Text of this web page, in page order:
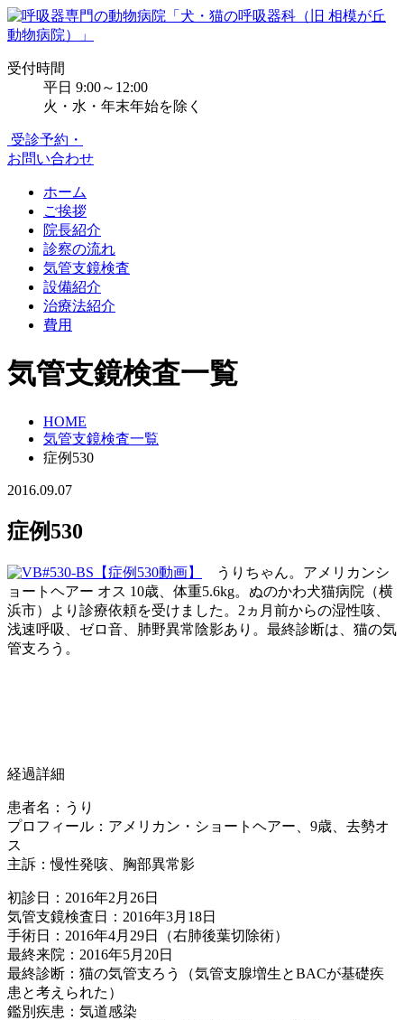
受付時間
平日 9:00～12:00
火・水・年末年始を除く
受診予約・
お問い合わせ
ホーム
ご挨拶
院長紹介
診察の流れ
気管支鏡検査
設備紹介
治療法紹介
費用
気管支鏡検査一覧
HOME
気管支鏡検査一覧
症例530
2016.09.07
症例530
【症例530動画】
うりちゃん。アメリカンシ
ョートヘアー オス 10歳、体重5.6kg。ぬのかわ犬猫病院（横
浜市）より診療依頼を受けました。2ヵ月前からの湿性咳、
浅速呼吸、ゼロ音、肺野異常陰影あり。最終診断は、猫の気
管支ろう。
経過詳細
患者名：うり
プロフィール：アメリカン・ショートヘアー、9歳、去勢オ
ス
主訴：慢性発咳、胸部異常影
初診日：2016年2月26日
気管支鏡検査日：2016年3月18日
手術日：2016年4月29日（右肺後葉切除術）
最終来院：2016年5月20日
最終診断：猫の気管支ろう（気管支腺増生とBACが基礎疾
患と考えられた）
鑑別疾患：気道感染